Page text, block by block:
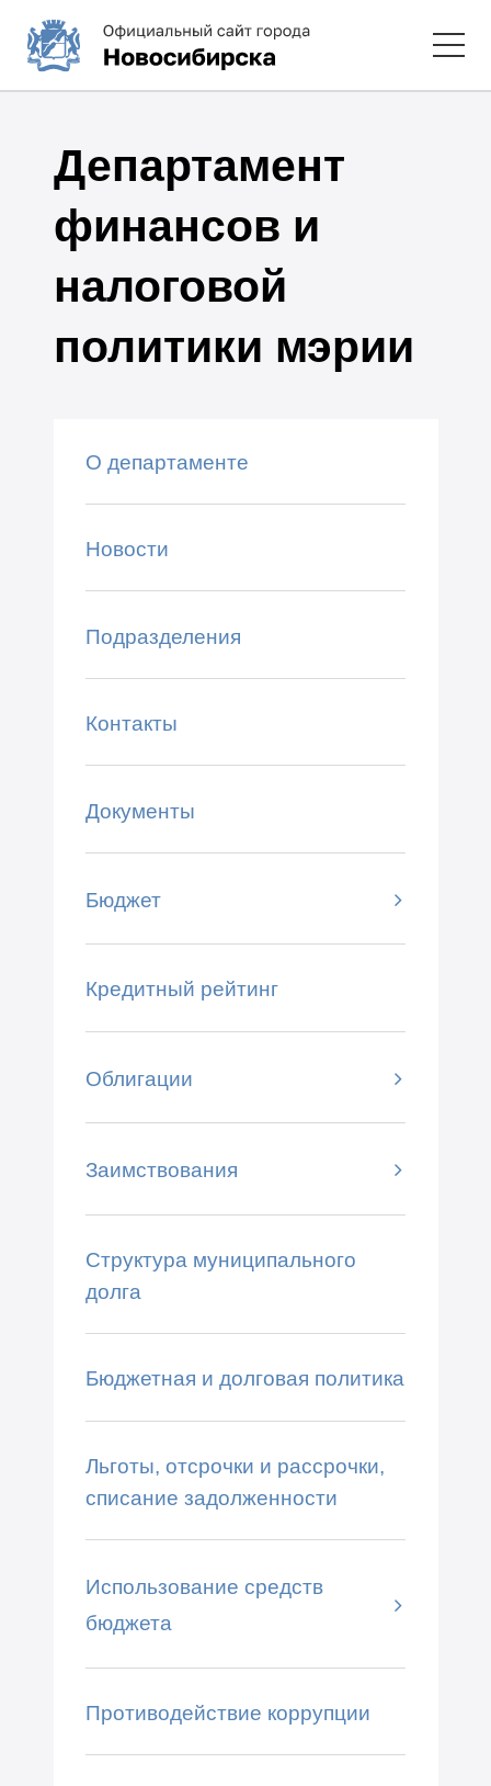
Департамент
финансов и
налоговой
политики мэрии
О департаменте
Новости
Подразделения
Контакты
Документы
Бюджет
Кредитный рейтинг
Облигации
Заимствования
Структура муниципального
долга
Бюджетная и долговая политика
Льготы, отсрочки и рассрочки,
списание задолженности
Использование средств
бюджета
Противодействие коррупции